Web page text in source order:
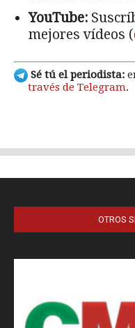
OTROS